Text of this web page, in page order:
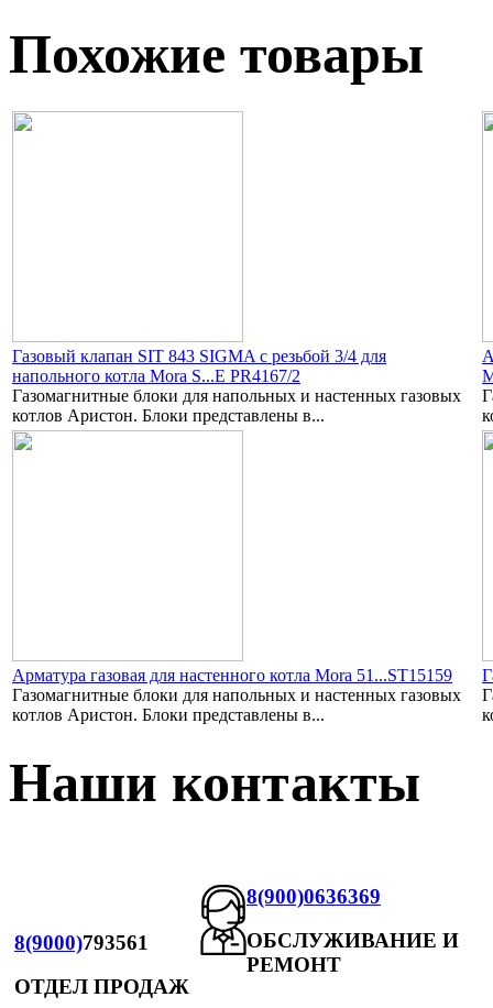
Похожие товары
Газовый клапан SIT 843 SIGMA с резьбой 3/4 для
напольного котла Mora S...E PR4167/2
Газомагнитные блоки для напольных и настенных газовых
котлов Аристон. Блоки представлены в...
Арматура газовая для настенного котла Mora 51...ST15159
Газомагнитные блоки для напольных и настенных газовых
котлов Аристон. Блоки представлены в...
Наши контакты
8(9000)793561
ОТДЕЛ ПРОДАЖ
8(900)0636369
ОБСЛУЖИВАНИЕ И
РЕМОНТ